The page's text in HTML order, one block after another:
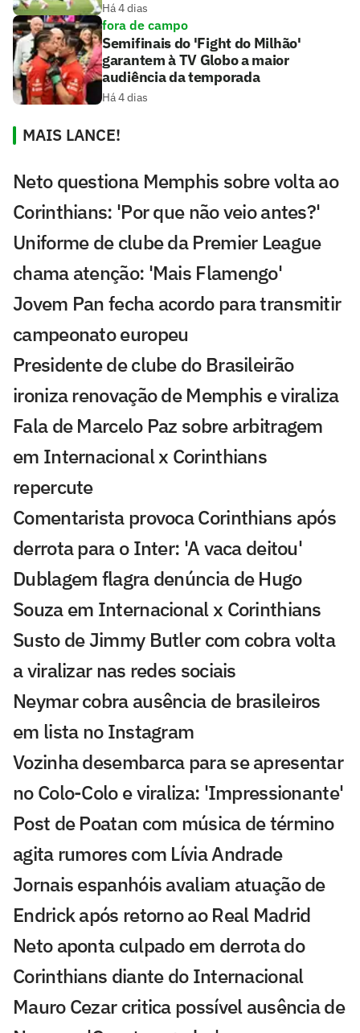
Há 4 dias
fora de campo
Semifinais do 'Fight do Milhão'
garantem à TV Globo a maior
audiência da temporada
Há 4 dias
MAIS LANCE!
Neto questiona Memphis sobre volta ao
Corinthians: 'Por que não veio antes?'
Uniforme de clube da Premier League
chama atenção: 'Mais Flamengo'
Jovem Pan fecha acordo para transmitir
campeonato europeu
Presidente de clube do Brasileirão
ironiza renovação de Memphis e viraliza
Fala de Marcelo Paz sobre arbitragem
em Internacional x Corinthians
repercute
Comentarista provoca Corinthians após
derrota para o Inter: 'A vaca deitou'
Dublagem flagra denúncia de Hugo
Souza em Internacional x Corinthians
Susto de Jimmy Butler com cobra volta
a viralizar nas redes sociais
Neymar cobra ausência de brasileiros
em lista no Instagram
Vozinha desembarca para se apresentar
no Colo-Colo e viraliza: 'Impressionante'
Post de Poatan com música de término
agita rumores com Lívia Andrade
Jornais espanhóis avaliam atuação de
Endrick após retorno ao Real Madrid
Neto aponta culpado em derrota do
Corinthians diante do Internacional
Mauro Cezar critica possível ausência de